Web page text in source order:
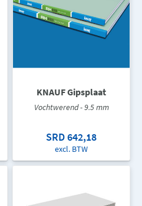
KNAUF Gipsplaat
Vochtwerend - 9.5 mm
SRD 642,18
excl. BTW